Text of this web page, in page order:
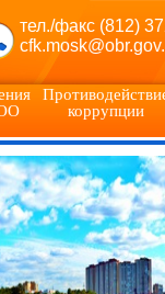
тел./факс (812)
коррупции